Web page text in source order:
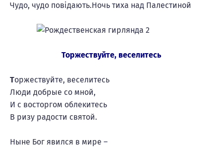
Чудо, чудо повідають.Ночь тиха над Палестиной
Торжествуйте, веселитесь
Торжествуйте, веселитесь
Люди добрые со мной,
И с восторгом облекитесь
В ризу радости святой.
Ныне Бог явился в мире –